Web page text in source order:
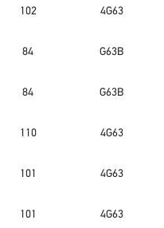
102 4G63
84 G63B
84 G63B
110 4G63
101 4G63
101 4G63